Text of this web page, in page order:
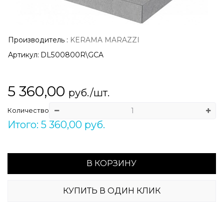
Производитель : KERAMA MARAZZI
Артикул: DL500800R\GCA
5 360,00 руб./шт.
Количество
Итого: 5 360,00 руб.
В КОРЗИНУ
КУПИТЬ В ОДИН КЛИК